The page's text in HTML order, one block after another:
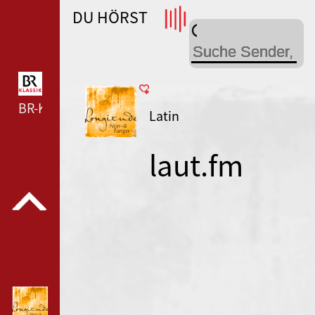
WDR 4 --- WDR 4 ---
BR-KLASSIK --- BR-KLASSIK ---
DU HÖRST
Latin
laut.fm